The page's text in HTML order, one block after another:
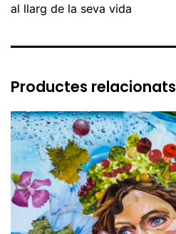
al llarg de la seva vida
Productes relacionats